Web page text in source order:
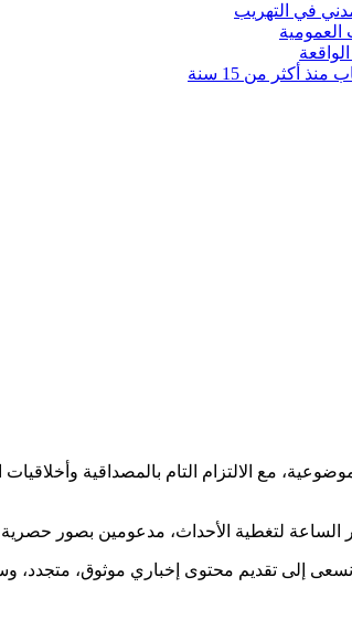
في التهريب
أكثر من 15 سنة
مع الالتزام التام بالمصداقية
لتغطية الأحداث، مدعومين بصور
ونسعى إلى تقديم محتوى إخباري موثوق،